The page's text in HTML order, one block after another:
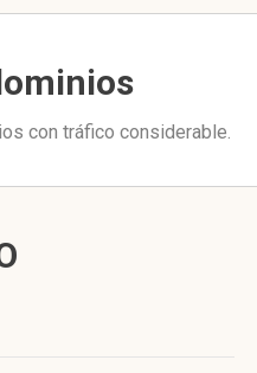
con tráfico considerable.